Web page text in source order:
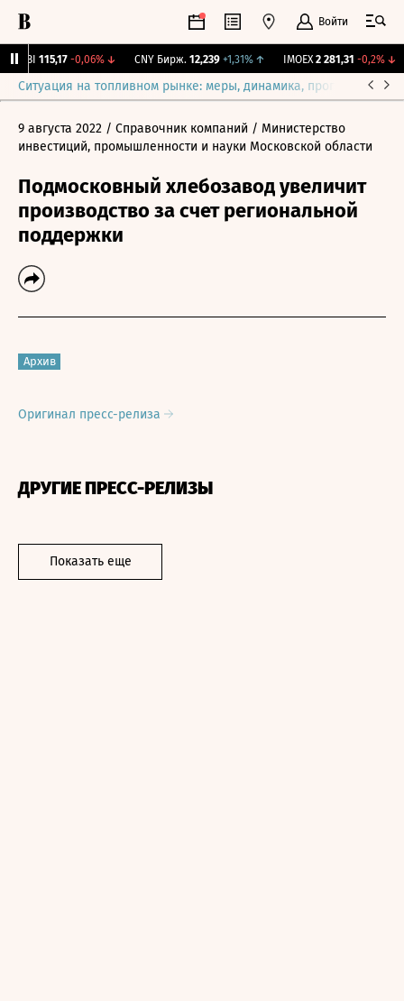
Войти
115,17 -0,06%↓ CNY Бирж. 12,239 +1,31% ↑ IMOEX 2 281,31 -0,2%↓
Ситуация на топливном рынке: меры, динамика, прогнозы
9 августа 2022 / Справочник компаний / Министерство
инвестиций, промышленности и науки Московской области
Подмосковный хлебозавод увеличит
производство за счет региональной
поддержки
Архив
Оригинал пресс-релиза
ДРУГИЕ ПРЕСС-РЕЛИЗЫ
Показать еще